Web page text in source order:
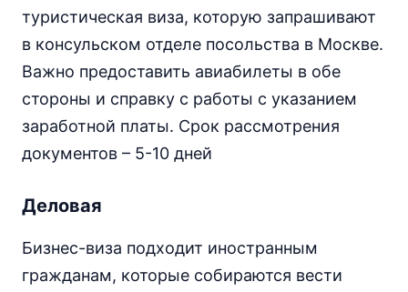
туристическая виза, которую запрашивают
в консульском отделе посольства в Москве.
Важно предоставить авиабилеты в обе
стороны и справку с работы с указанием
заработной платы. Срок рассмотрения
документов – 5-10 дней
Деловая
Бизнес-виза подходит иностранным
гражданам, которые собираются вести